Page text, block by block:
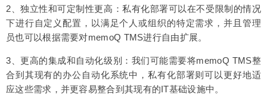
2、独立性和可定制性更高：私有化部署可以在不受限制的情况
下进行自定义配置，以满足个人或组织的特定需求，并且管理
员也可以根据需要对memoQ TMS进行自由扩展。
3、更高的集成和自动化级别：我们可能需要将memoQ TMS整
合到其现有的办公自动化系统中，私有化部署则可以更好地适
应这些需求，并更容易整合到其现有的IT基础设施中。